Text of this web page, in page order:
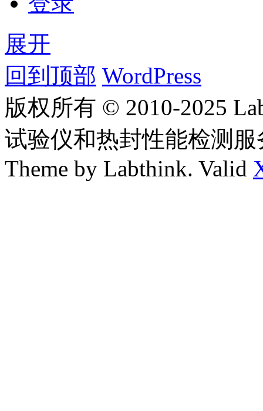
展开
回到顶部 WordPress
版权所有 © 2010-2025
试验仪和热封性能检测
Theme by Labthink. Valid